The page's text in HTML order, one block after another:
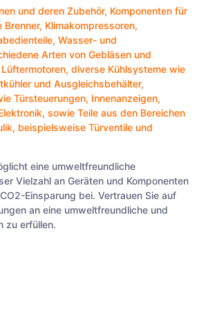
und deren Zubehör, Komponenten für
Brenner, Klimakompressoren,
, Wasser- und
Arten von Gebläsen und
Lüftermotoren, diverse Kühlsysteme wie
und Ausgleichsbehälter,
Türsteuerungen, Innenanzeigen,
, sowie Teile aus den Bereichen
, beispielsweise Türventile und
eine umweltfreundliche
Vielzahl an Geräten und Komponenten
Einsparung bei. Vertrauen Sie auf
an eine umweltfreundliche und
zu erfüllen.